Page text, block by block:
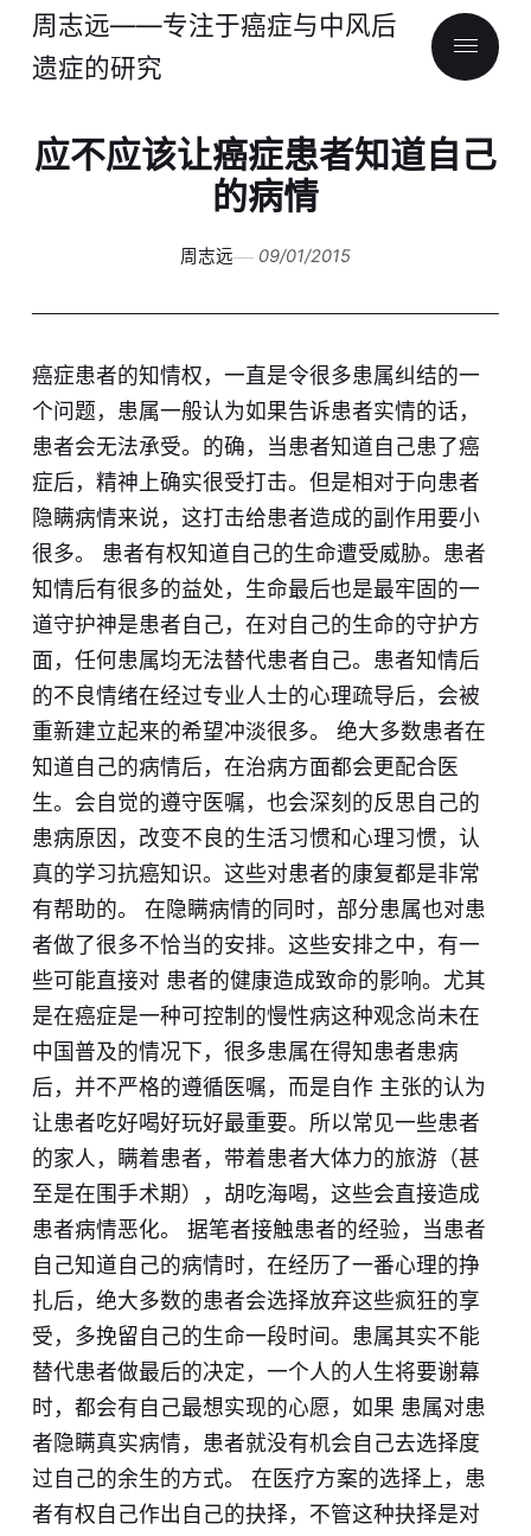
周志远——专注于癌症与中风后
遗症的研究
应不应该让癌症患者知道自己
的病情
周志远 09/01/2015
癌症患者的知情权，一直是令很多患属纠结的一
个问题，患属一般认为如果告诉患者实情的话，
患者会无法承受。的确，当患者知道自己患了癌
症后，精神上确实很受打击。但是相对于向患者
隐瞒病情来说，这打击给患者造成的副作用要小
很多。 患者有权知道自己的生命遭受威胁。患者
知情后有很多的益处，生命最后也是最牢固的一
道守护神是患者自己，在对自己的生命的守护方
面，任何患属均无法替代患者自己。患者知情后
的不良情绪在经过专业人士的心理疏导后，会被
重新建立起来的希望冲淡很多。 绝大多数患者在
知道自己的病情后，在治病方面都会更配合医
生。会自觉的遵守医嘱，也会深刻的反思自己的
患病原因，改变不良的生活习惯和心理习惯，认
真的学习抗癌知识。这些对患者的康复都是非常
有帮助的。 在隐瞒病情的同时，部分患属也对患
者做了很多不恰当的安排。这些安排之中，有一
些可能直接对 患者的健康造成致命的影响。尤其
是在癌症是一种可控制的慢性病这种观念尚未在
中国普及的情况下，很多患属在得知患者患病
后，并不严格的遵循医嘱，而是自作 主张的认为
让患者吃好喝好玩好最重要。所以常见一些患者
的家人，瞒着患者，带着患者大体力的旅游（甚
至是在围手术期），胡吃海喝，这些会直接造成
患者病情恶化。 据笔者接触患者的经验，当患者
自己知道自己的病情时，在经历了一番心理的挣
扎后，绝大多数的患者会选择放弃这些疯狂的享
受，多挽留自己的生命一段时间。患属其实不能
替代患者做最后的决定，一个人的人生将要谢幕
时，都会有自己最想实现的心愿，如果 患属对患
者隐瞒真实病情，患者就没有机会自己去选择度
过自己的余生的方式。 在医疗方案的选择上，患
者有权自己作出自己的抉择，不管这种抉择是对